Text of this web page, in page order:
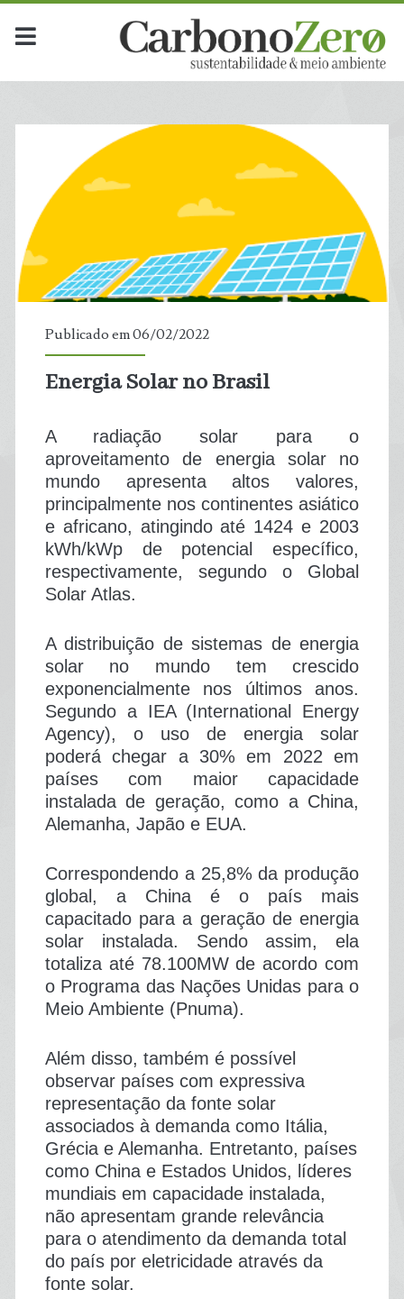
Publicado em 06/02/2022
Energia Solar no Brasil
A radiação solar para o
aproveitamento de energia solar no
mundo apresenta altos valores,
principalmente nos continentes asiático
e africano, atingindo até 1424 e 2003
kWh/kWp de potencial específico,
respectivamente, segundo o Global
Solar Atlas.
A distribuição de sistemas de energia
solar no mundo tem crescido
exponencialmente nos últimos anos.
Segundo a IEA (International Energy
Agency), o uso de energia solar
poderá chegar a 30% em 2022 em
países com maior capacidade
instalada de geração, como a China,
Alemanha, Japão e EUA.
Correspondendo a 25,8% da produção
global, a China é o país mais
capacitado para a geração de energia
solar instalada. Sendo assim, ela
totaliza até 78.100MW de acordo com
o Programa das Nações Unidas para o
Meio Ambiente (Pnuma).
Além disso, também é possível
observar países com expressiva
representação da fonte solar
associados à demanda como Itália,
Grécia e Alemanha. Entretanto, países
como China e Estados Unidos, líderes
mundiais em capacidade instalada,
não apresentam grande relevância
para o atendimento da demanda total
do país por eletricidade através da
fonte solar.